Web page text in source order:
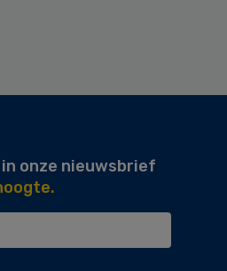
onze nieuwsbrief